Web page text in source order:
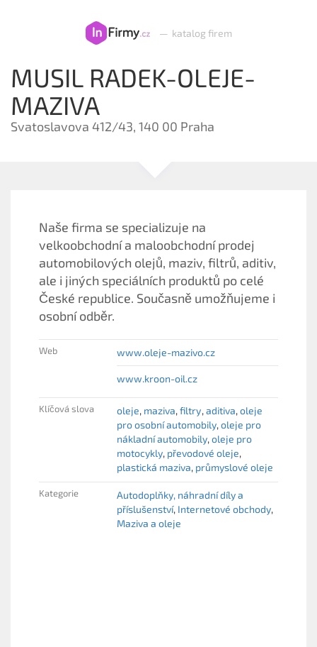
— katalog firem
MUSIL RADEK-OLEJE-
MAZIVA
Svatoslavova 412/43, 140 00 Praha
Naše firma se specializuje na
velkoobchodní a maloobchodní prodej
automobilových olejů, maziv, filtrů, aditiv,
ale i jiných speciálních produktů po celé
České republice. Současně umožňujeme i
osobní odběr.
Web www.oleje-mazivo.cz
www.kroon-oil.cz
Klíčová slova oleje maziva filtry aditiva oleje
pro osobní automobily oleje pro
nákladní automobily oleje pro
motocykly převodové oleje
plastická maziva průmyslové oleje
Kategorie
Autodoplňky, náhradní díly a
příslušenství Internetové obchody
Maziva a oleje